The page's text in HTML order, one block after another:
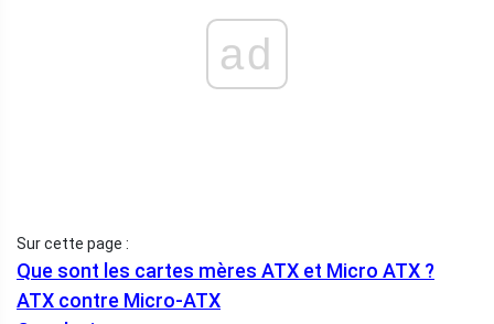
ad
Sur cette page :
Que sont les cartes mères ATX et Micro ATX ?
ATX contre Micro-ATX